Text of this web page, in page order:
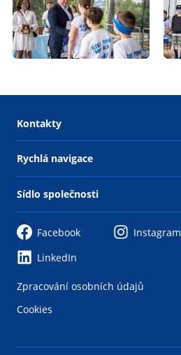
Kontakty
Rychlá navigace
Sídlo společnosti
Facebook Instagram
LinkedIn
Zpracování osobních údajů
Cookies